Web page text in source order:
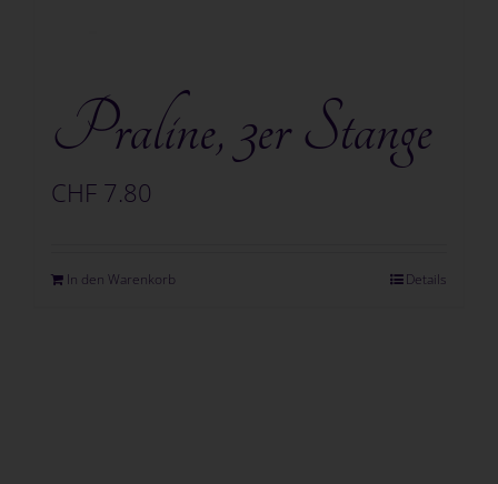
Praline, 3er Stange
CHF 7.80
In den Warenkorb Details